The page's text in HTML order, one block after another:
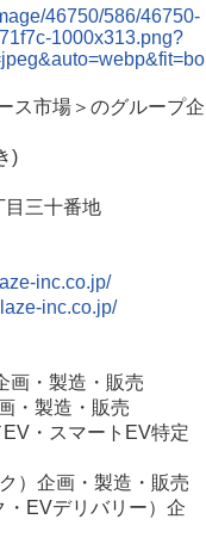
46750/586/46750-
1000x313.png?
ス市場＞のグループ企
)
目三十番地
inc.co.jp/
inc.co.jp/
画・製造・販売
・製造・販売
・スマートEV特定
）企画・製造・販売
・EVデリバリー）企